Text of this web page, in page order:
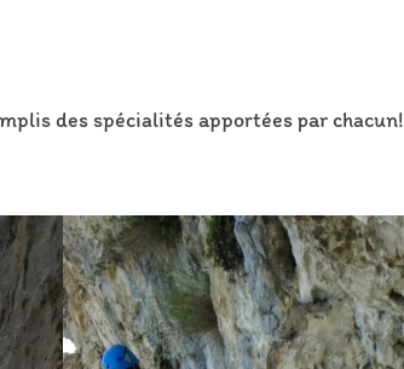
des spécialités apportées par chacun!